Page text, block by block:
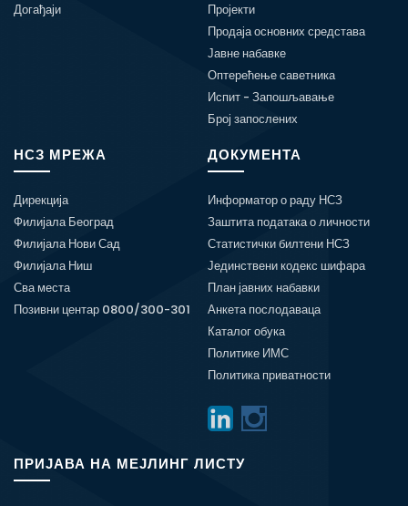
Догађаји
Пројекти
Продаја основних средстава
Јавне набавке
Оптерећење саветника
Испит - Запошљавање
Број запослених
НСЗ МРЕЖА
Дирекција
Филијала Београд
Филијала Нови Сад
Филијала Ниш
Сва места
Позивни центар 0800/300-301
ДОКУМЕНТА
Информатор о раду НСЗ
Заштита података о личности
Статистички билтени НСЗ
Јединствени кодекс шифара
План јавних набавки
Анкета послодаваца
Каталог обука
Политике ИМС
Политика приватности
ПРИЈАВА НА МЕЈЛИНГ ЛИСТУ